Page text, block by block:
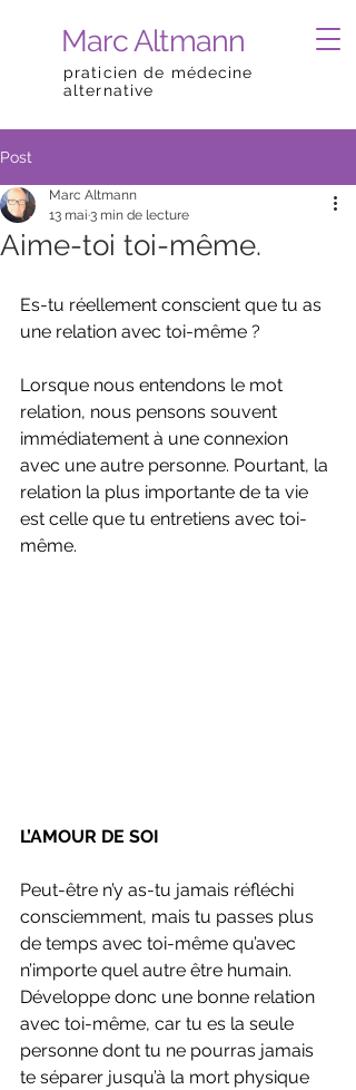
Marc Altmann
praticien de médecine
alternative
Post
Aime-toi toi-même.
Marc Altmann
13 mai 3 min de lecture
Es-tu réellement conscient que tu as
une relation avec toi-même ?
Lorsque nous entendons le mot
relation, nous pensons souvent
immédiatement à une connexion
avec une autre personne. Pourtant, la
relation la plus importante de ta vie
est celle que tu entretiens avec toi-
même.
L’AMOUR DE SOI
Peut-être n’y as-tu jamais réfléchi
consciemment, mais tu passes plus
de temps avec toi-même qu’avec
n’importe quel autre être humain.
Développe donc une bonne relation
avec toi-même, car tu es la seule
personne dont tu ne pourras jamais
te séparer jusqu’à la mort physique